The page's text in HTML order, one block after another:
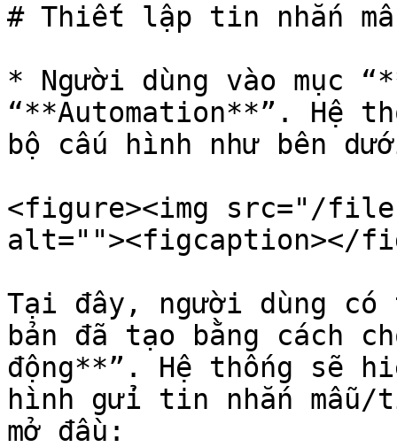
# Thiết lập tin nhắn
* Người dùng vào mục
“**Automation**”. Hệ
bộ cấu hình như bên
<figure><img src="/files/
alt=""><figcaption></
Tại đây, người dùng có
bản đã tạo bằng cách
động**”. Hệ thống sẽ
hình gửi tin nhắn mẫu/
mở đầu: